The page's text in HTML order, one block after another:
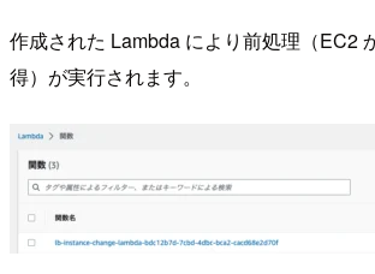
作成された Lambda により前処理（EC2
得）が実行されます。